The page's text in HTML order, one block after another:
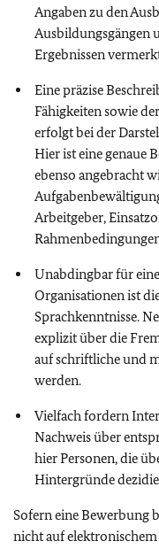
Angaben zu den
Ausbildungsgängen
Ergebnissen
Eine präzise
Fähigkeiten sowie
erfolgt bei der
Hier ist eine genaue
ebenso angebracht
Arbeitgeber,
Unabdingbar für
Organisationen ist
Sprachkenntnisse.
explizit über die
auf schriftliche und
werden.
Vielfach fordern
Nachweis über
hier Personen, die
Hintergründe
Sofern eine Bewerbung
nicht auf